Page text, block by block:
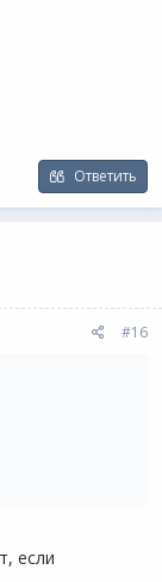
Ответить
#16
если